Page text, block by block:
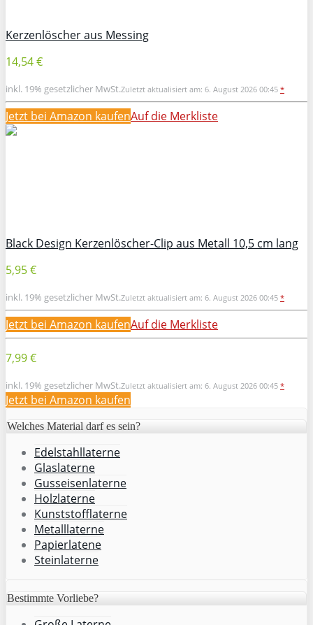
Kerzenlöscher aus Messing
14,54 €
inkl. 19% gesetzlicher MwSt.Zuletzt aktualisiert am: 6. August 2026 00:45 *
Jetzt bei Amazon kaufenAuf die Merkliste
Black Design Kerzenlöscher-Clip aus Metall 10,5 cm lang
5,95 €
inkl. 19% gesetzlicher MwSt.Zuletzt aktualisiert am: 6. August 2026 00:45 *
Jetzt bei Amazon kaufenAuf die Merkliste
7,99 €
inkl. 19% gesetzlicher MwSt.Zuletzt aktualisiert am: 6. August 2026 00:45 *
Jetzt bei Amazon kaufen
Welches Material darf es sein?
Edelstahllaterne
Glaslaterne
Gusseisenlaterne
Holzlaterne
Kunststofflaterne
Metalllaterne
Papierlatene
Steinlaterne
Bestimmte Vorliebe?